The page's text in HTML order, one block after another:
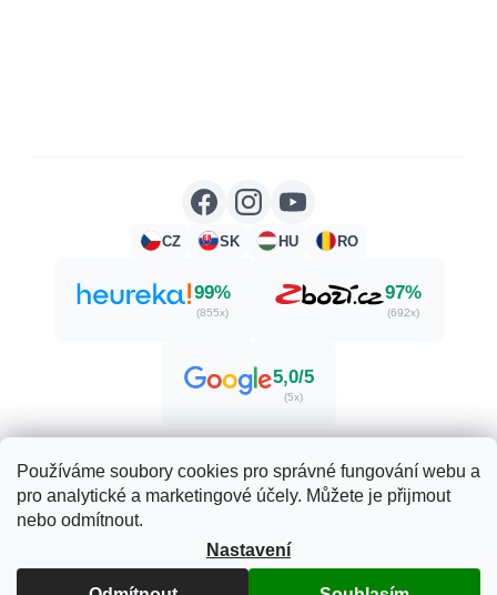
Používáme soubory cookies pro správné fungování webu a
pro analytické a marketingové účely. Můžete je přijmout
nebo odmítnout.
Nastavení
CZ SK HU RO
99%
(855x)
97%
(692x)
5,0/5
(5x)
Vytvořil Shoptet
Copyright 2026Zdraví. Krása. Příroda.. Všechna práva